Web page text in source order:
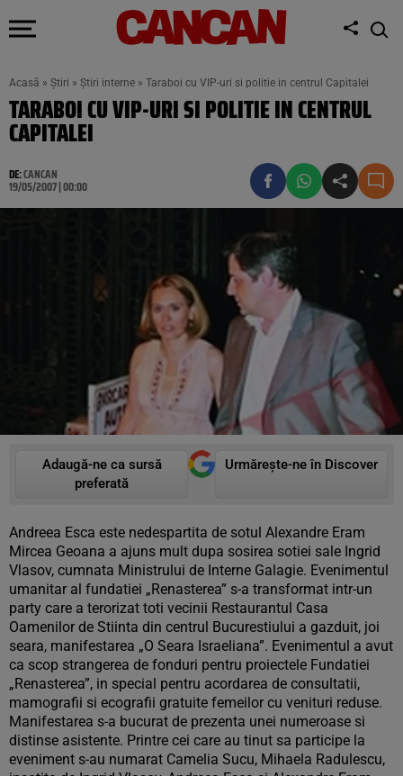
Acasă » Știri » Știri interne » Taraboi cu VIP-uri si politie in centrul Capitalei
TARABOI CU VIP-URI SI POLITIE IN CENTRUL
CAPITALEI
DE:CANCAN
19/05/2007 | 00:00
Adaugă-ne ca sursă
preferată
Urmărește-ne în Discover
Andreea Esca este nedespartita de sotul Alexandre Eram
Mircea Geoana a ajuns mult dupa sosirea sotiei sale Ingrid
Vlasov, cumnata Ministrului de Interne Galagie. Evenimentul
umanitar al fundatiei „Renasterea” s-a transformat intr-un
party care a terorizat toti vecinii Restaurantul Casa
Oamenilor de Stiinta din centrul Bucurestiului a gazduit, joi
seara, manifestarea „O Seara Israeliana”. Evenimentul a avut
ca scop strangerea de fonduri pentru proiectele Fundatiei
„Renasterea”, in special pentru acordarea de consultatii,
mamografii si ecografii gratuite femeilor cu venituri reduse.
Manifestarea s-a bucurat de prezenta unei numeroase si
distinse asistente. Printre cei care au tinut sa participe la
eveniment s-au numarat Camelia Sucu, Mihaela Radulescu,